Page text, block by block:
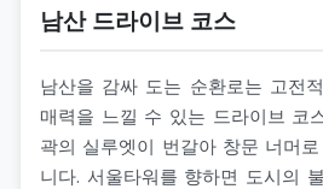
남산 드라이브 코스
남산을 감싸 도는 순환로는 고전
매력을 느낄 수 있는 드라이브 코
곽의 실루엣이 번갈아 창문 너머
니다. 서울타워를 향하면 도시의